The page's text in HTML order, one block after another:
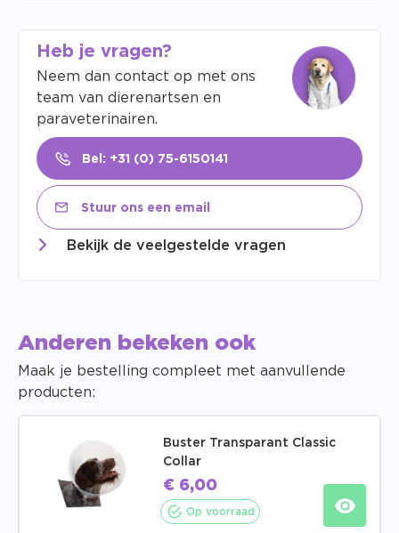
Heb je vragen?
Neem dan contact op met ons
team van dierenartsen en
paraveterinairen.
Bel: +31 (0) 75-6150141
Stuur ons een email
Bekijk de veelgestelde vragen
Anderen bekeken ook
Maak je bestelling compleet met aanvullende
producten:
Buster Transparant Classic
Collar
€ 6,00
Op voorraad